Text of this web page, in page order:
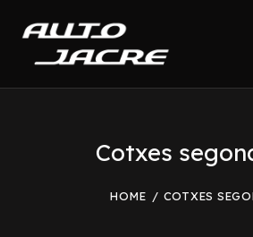
Cotxes
HOME COTXES